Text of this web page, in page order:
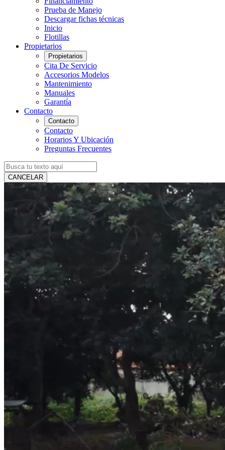
Prueba de Manejo
Descargar fichas técnicas
Inicio
Flotillas
Propietarios
Propietarios
Cita De Servicio
Accesorios Modelos
Mantenimiento
Manuales
Garantía
Contacto
Contacto
Contacto
Horarios Y Ubicación
Preguntas Frecuentes
CANCELAR